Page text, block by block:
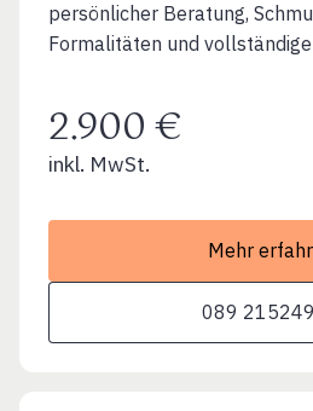
persönlicher Beratung,
Formalitäten und
2.900 €
inkl. MwSt.
Mehr
089